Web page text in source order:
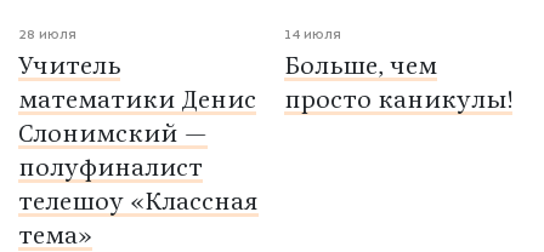
28 июля
Учитель
математики Денис
Слонимский —
полуфиналист
телешоу «Классная
тема»
14 июля
Больше, чем
просто каникулы!